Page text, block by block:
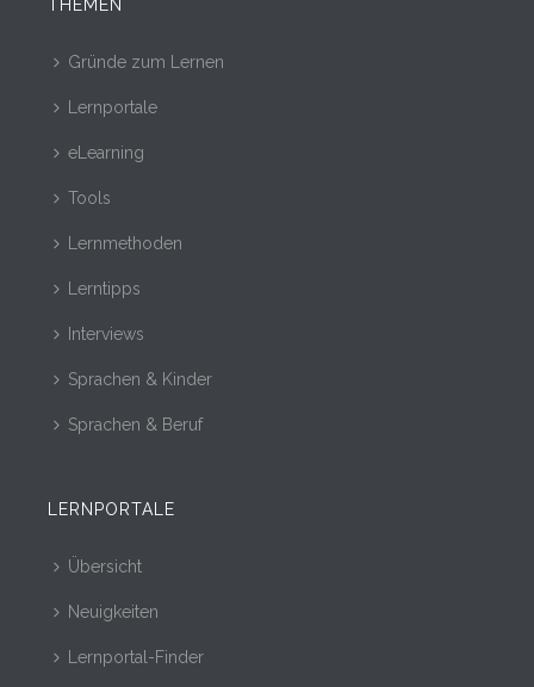
THEMEN
Gründe zum Lernen
Lernportale
eLearning
Tools
Lernmethoden
Lerntipps
Interviews
Sprachen & Kinder
Sprachen & Beruf
LERNPORTALE
Übersicht
Neuigkeiten
Lernportal-Finder